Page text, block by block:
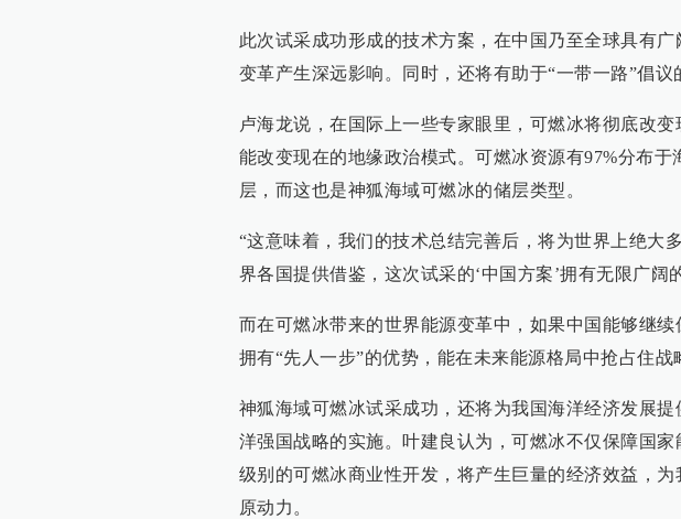
此次试采成功形成的技术方案，在中国乃至全球具有
变革产生深远影响。同时，还将有助于“一带一路”倡议
卢海龙说，在国际上一些专家眼里，可燃冰将彻底改
能改变现在的地缘政治模式。可燃冰资源有97%分布于
层，而这也是神狐海域可燃冰的储层类型。
“这意味着，我们的技术总结完善后，将为世界上绝大
界各国提供借鉴，这次试采的‘中国方案’拥有无限广阔
而在可燃冰带来的世界能源变革中，如果中国能够继续
拥有“先人一步”的优势，能在未来能源格局中抢占住战
神狐海域可燃冰试采成功，还将为我国海洋经济发展
洋强国战略的实施。叶建良认为，可燃冰不仅保障国
级别的可燃冰商业性开发，将产生巨量的经济效益，
原动力。